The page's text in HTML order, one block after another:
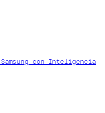
con Inteligencia